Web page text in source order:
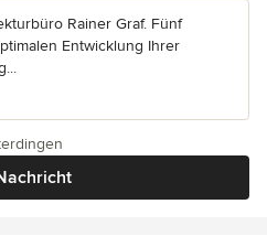
Rainer Graf. Fünf
Entwicklung Ihrer